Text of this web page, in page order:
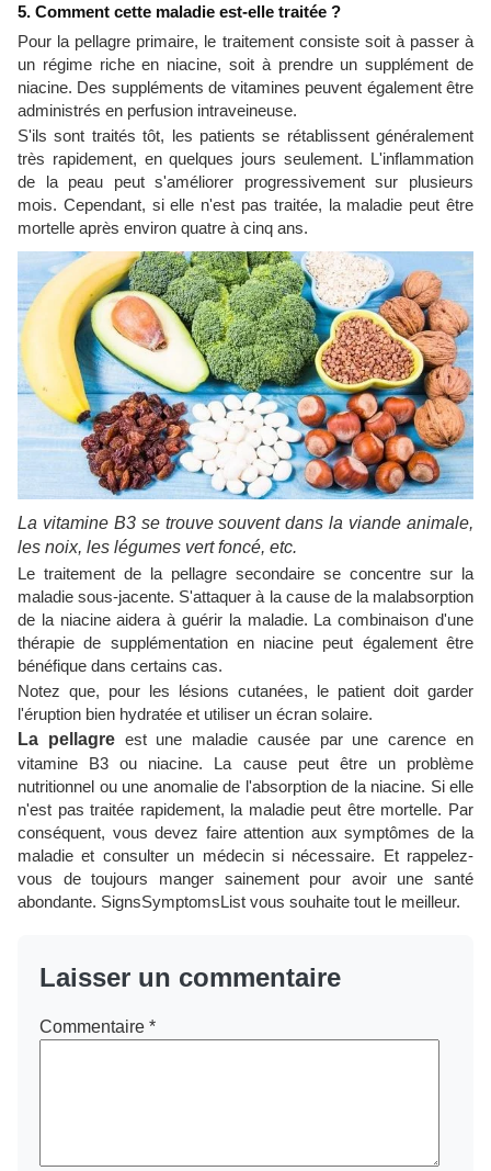
5. Comment cette maladie est-elle traitée ?
Pour la pellagre primaire, le traitement consiste soit à passer à
un régime riche en niacine, soit à prendre un supplément de
niacine. Des suppléments de vitamines peuvent également être
administrés en perfusion intraveineuse.
S'ils sont traités tôt, les patients se rétablissent généralement
très rapidement, en quelques jours seulement. L'inflammation
de la peau peut s'améliorer progressivement sur plusieurs
mois. Cependant, si elle n'est pas traitée, la maladie peut être
mortelle après environ quatre à cinq ans.
La vitamine B3 se trouve souvent dans la viande animale,
les noix, les légumes vert foncé, etc.
Le traitement de la pellagre secondaire se concentre sur la
maladie sous-jacente. S'attaquer à la cause de la malabsorption
de la niacine aidera à guérir la maladie. La combinaison d'une
thérapie de supplémentation en niacine peut également être
bénéfique dans certains cas.
Notez que, pour les lésions cutanées, le patient doit garder
l'éruption bien hydratée et utiliser un écran solaire.
La pellagreest une maladie causée par une carence en
vitamine B3 ou niacine. La cause peut être un problème
nutritionnel ou une anomalie de l'absorption de la niacine. Si elle
n'est pas traitée rapidement, la maladie peut être mortelle. Par
conséquent, vous devez faire attention aux symptômes de la
maladie et consulter un médecin si nécessaire. Et rappelez-
vous de toujours manger sainement pour avoir une santé
abondante. SignsSymptomsList vous souhaite tout le meilleur.
Laisser un commentaire
Commentaire *